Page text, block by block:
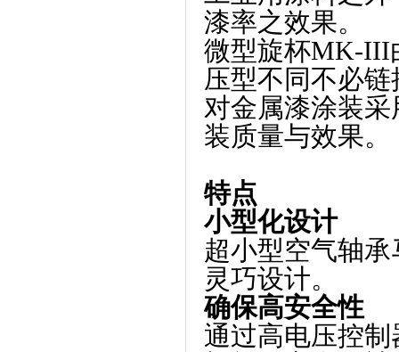
漆率之效果。
微型旋杯MK-III
压型不同不必
对金属漆涂装
装质量与效果。
特点
小型化设计
超小型空气轴
灵巧设计。
确保高安全性
通过高电压控